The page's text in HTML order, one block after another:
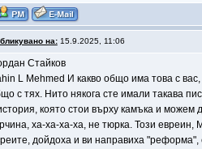
на:15.9.2025, 11:06
Стайков
L Mehmed И какво общо има това с
с тях. Нито някога сте имали такава
която стои върху камъка и
ха-ха-ха-ха, не тюрка. Този
дойдоха и ви направиха